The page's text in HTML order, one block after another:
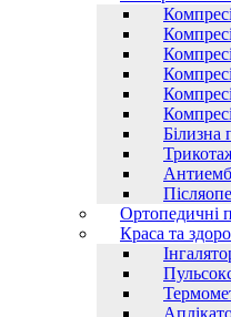
Білизна
Ортопедичні
Краса та